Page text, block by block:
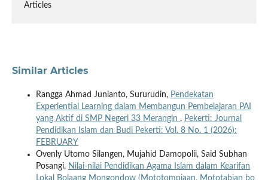
Articles
Similar Articles
Rangga Ahmad Junianto, Sururudin, Pendekatan
Experiential Learning dalam Membangun Pembelajaran PAI
yang Aktif di SMP Negeri 33 Merangin , Pekerti: Journal
Pendidikan Islam dan Budi Pekerti: Vol. 8 No. 1 (2026):
FEBRUARY
Ovenly Utomo Silangen, Mujahid Damopolii, Said Subhan
Posangi, Nilai-nilai Pendidikan Agama Islam dalam Kearifan
Lokal Bolaang Mongondow (Mototompiaan, Mototabian bo